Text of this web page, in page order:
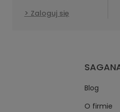
Zaloguj się
Blog
O firmie